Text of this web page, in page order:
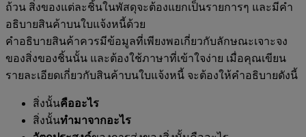
ถ้วน สิ่งของแต่ละชิ้นในพัสดุจะต้องแยกเป็นรายการๆ และมีคำ
อธิบายสินค้าบนใบแจ้งหนี้ด้วย
คำอธิบายสินค้าควรมีข้อมูลที่เพียงพอเกี่ยวกับลักษณะเจาะจง
ของสิ่งของชิ้นนั้น และต้องใช้ภาษาที่เข้าใจง่าย เมื่อคุณเขียน
รายละเอียดเกี่ยวกับสินค้าบนใบแจ้งหนี้ จะต้องให้คำอธิบายดังนี้
สิ่งนั้นคืออะไร
สิ่งนั้นทำมาจากอะไร